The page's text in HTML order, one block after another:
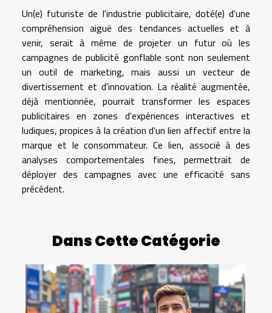
Un(e) futuriste de l'industrie publicitaire, doté(e) d'une
compréhension aiguë des tendances actuelles et à
venir, serait à même de projeter un futur où les
campagnes de publicité gonflable sont non seulement
un outil de marketing, mais aussi un vecteur de
divertissement et d'innovation. La réalité augmentée,
déjà mentionnée, pourrait transformer les espaces
publicitaires en zones d'expériences interactives et
ludiques, propices à la création d'un lien affectif entre la
marque et le consommateur. Ce lien, associé à des
analyses comportementales fines, permettrait de
déployer des campagnes avec une efficacité sans
précédent.
Dans Cette Catégorie